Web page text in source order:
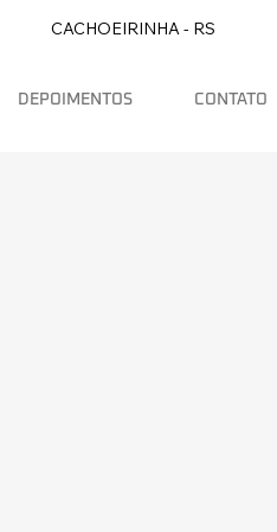
CACHOEIRINHA - RS
DEPOIMENTOS CONTATO